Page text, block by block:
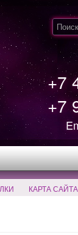
+7
+7
КАРТА САЙТА